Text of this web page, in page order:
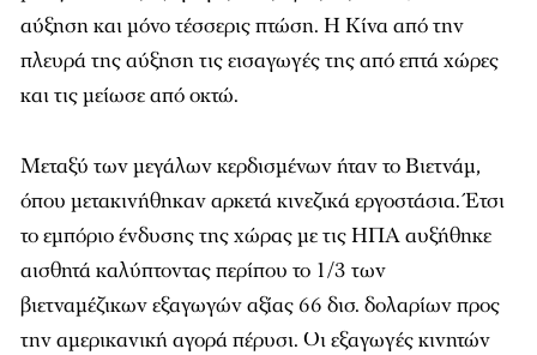
αύξηση και μόνο τέσσερις πτώση. Η Κίνα από την
πλευρά της αύξηση τις εισαγωγές της από επτά χώρες
και τις μείωσε από οκτώ.
Μεταξύ των μεγάλων κερδισμένων ήταν το Βιετνάμ,
όπου μετακινήθηκαν αρκετά κινεζικά εργοστάσια. Έτσι
το εμπόριο ένδυσης της χώρας με τις ΗΠΑ αυξήθηκε
αισθητά καλύπτοντας περίπου το 1/3 των
βιετναμέζικων εξαγωγών αξίας 66 δισ. δολαρίων προς
την αμερικανική αγορά πέρυσι. Οι εξαγωγές κινητών